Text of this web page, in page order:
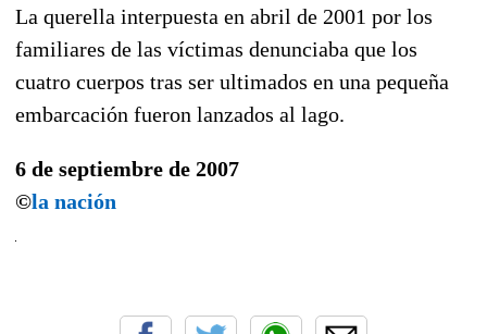
La querella interpuesta en abril de 2001 por los
familiares de las víctimas denunciaba que los
cuatro cuerpos tras ser ultimados en una pequeña
embarcación fueron lanzados al lago.
6 de septiembre de 2007
©la nación